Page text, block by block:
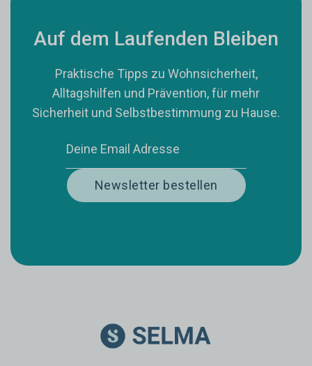
Auf dem Laufenden Bleiben
Praktische Tipps zu Wohnsicherheit,
Alltagshilfen und Prävention, für mehr
Sicherheit und Selbstbestimmung zu Hause.